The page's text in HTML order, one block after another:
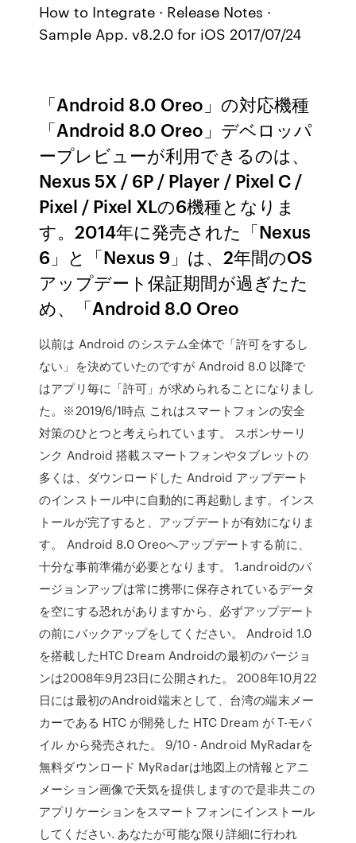
How to Integrate · Release Notes ·
Sample App. v8.2.0 for iOS 2017/07/24
「Android 8.0 Oreo」の対応機種
「Android 8.0 Oreo」デベロッパ
ープレビューが利用できるのは、
Nexus 5X / 6P / Player / Pixel C /
Pixel / Pixel XLの6機種となりま
す。2014年に発売された「Nexus
6」と「Nexus 9」は、2年間のOS
アップデート保証期間が過ぎたた
め、「Android 8.0 Oreo
以前は Android のシステム全体で「許可をするし
ない」を決めていたのですが Android 8.0 以降で
はアプリ毎に「許可」が求められることになりまし
た。※2019/6/1時点 これはスマートフォンの安全
対策のひとつと考えられています。 スポンサーリ
ンク Android 搭載スマートフォンやタブレットの
多くは、ダウンロードした Android アップデート
のインストール中に自動的に再起動します。インス
トールが完了すると、アップデートが有効になりま
す。 Android 8.0 Oreoへアップデートする前に、
十分な事前準備が必要となります。 1.androidのバ
ージョンアップは常に携帯に保存されているデータ
を空にする恐れがありますから、必ずアップデート
の前にバックアップをしてください。 Android 1.0
を搭載したHTC Dream Androidの最初のバージョ
ンは2008年9月23日に公開された。 2008年10月22
日には最初のAndroid端末として、台湾の端末メー
カーである HTC が開発した HTC Dream が T-モバ
イル から発売された。 9/10 - Android MyRadarを
無料ダウンロード MyRadarは地図上の情報とアニ
メーション画像で天気を提供しますので是非共この
アプリケーションをスマートフォンにインストール
してください. あなたが可能な限り詳細に行われ